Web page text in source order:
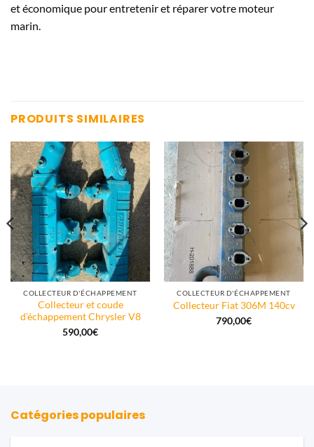
et économique pour entretenir et réparer votre moteur
marin.
PRODUITS SIMILAIRES
COLLECTEUR D'ÉCHAPPEMENT
Collecteur et coude
d’échappement Chrysler V8
590,00€
COLLECTEUR D'ÉCHAPPEMENT
Collecteur Fiat 306M 140cv
790,00€
Catégories populaires